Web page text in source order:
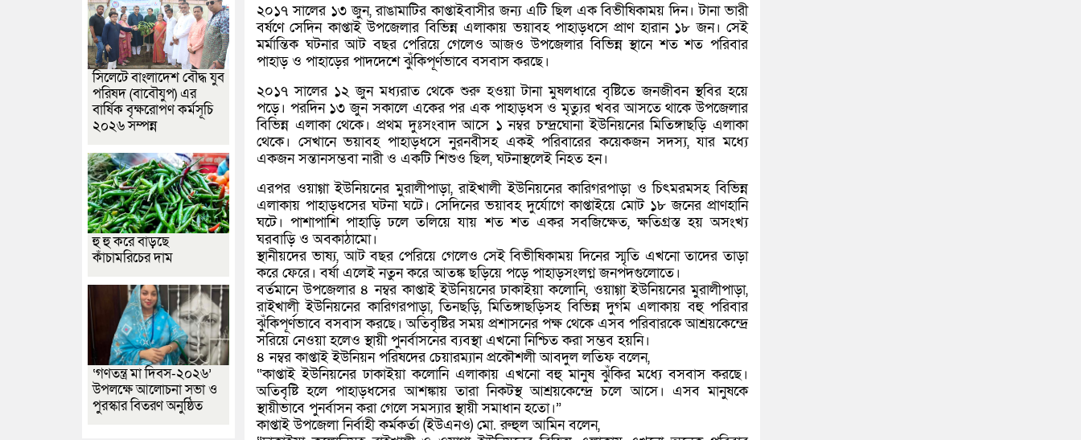
২০১৭ সালের ১৩ জুন, রাঙামাটির কাপ্তাইবাসীর জন্য এটি ছিল এক বিভীষিকাময় দিন। টানা ভারী
বর্ষণে সেদিন কাপ্তাই উপজেলার বিভিন্ন এলাকায় ভয়াবহ পাহাড়ধসে প্রাণ হারান ১৮ জন। সেই
মর্মান্তিক ঘটনার আট বছর পেরিয়ে গেলেও আজও উপজেলার বিভিন্ন স্থানে শত শত পরিবার
পাহাড় ও পাহাড়ের পাদদেশে ঝুঁকিপূর্ণভাবে বসবাস করছে।
২০১৭ সালের ১২ জুন মধ্যরাত থেকে শুরু হওয়া টানা মুষলধারে বৃষ্টিতে জনজীবন স্থবির হয়ে
পড়ে। পরদিন ১৩ জুন সকালে একের পর এক পাহাড়ধস ও মৃত্যুর খবর আসতে থাকে উপজেলার
বিভিন্ন এলাকা থেকে। প্রথম দুঃসংবাদ আসে ১ নম্বর চন্দ্রঘোনা ইউনিয়নের মিতিঙ্গাছড়ি এলাকা
থেকে। সেখানে ভয়াবহ পাহাড়ধসে নুরনবীসহ একই পরিবারের কয়েকজন সদস্য, যার মধ্যে
একজন সন্তানসম্ভবা নারী ও একটি শিশুও ছিল, ঘটনাস্থলেই নিহত হন।
এরপর ওয়াগ্গা ইউনিয়নের মুরালীপাড়া, রাইখালী ইউনিয়নের কারিগরপাড়া ও চিৎমরমসহ বিভিন্ন
এলাকায় পাহাড়ধসের ঘটনা ঘটে। সেদিনের ভয়াবহ দুর্যোগে কাপ্তাইয়ে মোট ১৮ জনের প্রাণহানি
ঘটে। পাশাপাশি পাহাড়ি ঢলে তলিয়ে যায় শত শত একর সবজিক্ষেত, ক্ষতিগ্রস্ত হয় অসংখ্য
ঘরবাড়ি ও অবকাঠামো।
স্থানীয়দের ভাষ্য, আট বছর পেরিয়ে গেলেও সেই বিভীষিকাময় দিনের স্মৃতি এখনো তাদের তাড়া
করে ফেরে। বর্ষা এলেই নতুন করে আতঙ্ক ছড়িয়ে পড়ে পাহাড়সংলগ্ন জনপদগুলোতে।
বর্তমানে উপজেলার ৪ নম্বর কাপ্তাই ইউনিয়নের ঢাকাইয়া কলোনি, ওয়াগ্গা ইউনিয়নের মুরালীপাড়া,
রাইখালী ইউনিয়নের কারিগরপাড়া, তিনছড়ি, মিতিঙ্গাছড়িসহ বিভিন্ন দুর্গম এলাকায় বহু পরিবার
ঝুঁকিপূর্ণভাবে বসবাস করছে। অতিবৃষ্টির সময় প্রশাসনের পক্ষ থেকে এসব পরিবারকে আশ্রয়কেন্দ্রে
সরিয়ে নেওয়া হলেও স্থায়ী পুনর্বাসনের ব্যবস্থা এখনো নিশ্চিত করা সম্ভব হয়নি।
৪ নম্বর কাপ্তাই ইউনিয়ন পরিষদের চেয়ারম্যান প্রকৌশলী আবদুল লতিফ বলেন,
“কাপ্তাই ইউনিয়নের ঢাকাইয়া কলোনি এলাকায় এখনো বহু মানুষ ঝুঁকির মধ্যে বসবাস করছে।
অতিবৃষ্টি হলে পাহাড়ধসের আশঙ্কায় তারা নিকটস্থ আশ্রয়কেন্দ্রে চলে আসে। এসব মানুষকে
স্থায়ীভাবে পুনর্বাসন করা গেলে সমস্যার স্থায়ী সমাধান হতো।”
কাপ্তাই উপজেলা নির্বাহী কর্মকর্তা (ইউএনও) মো. রুহুল আমিন বলেন,
সিলেটে বাংলাদেশ বৌদ্ধ যুব
পরিষদ (বাবৌযুপ) এর
বার্ষিক বৃক্ষরোপণ কর্মসূচি
২০২৬ সম্পন্ন
হু হু করে বাড়ছে
কাঁচামরিচের দাম
‘গণতন্ত্র মা দিবস-২০২৬’
উপলক্ষে আলোচনা সভা ও
পুরস্কার বিতরণ অনুষ্ঠিত